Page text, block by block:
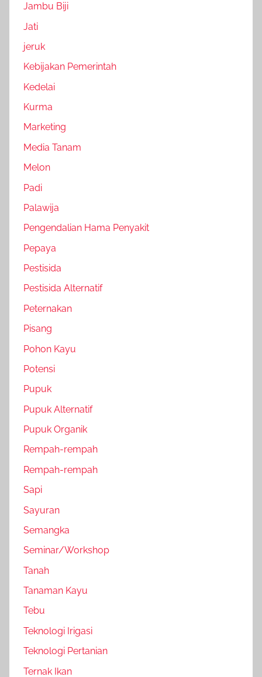
Jambu Biji
Jati
jeruk
Kebijakan Pemerintah
Kedelai
Kurma
Marketing
Media Tanam
Melon
Padi
Palawija
Pengendalian Hama Penyakit
Pepaya
Pestisida
Pestisida Alternatif
Peternakan
Pisang
Pohon Kayu
Potensi
Pupuk
Pupuk Alternatif
Pupuk Organik
Rempah-rempah
Rempah-rempah
Sapi
Sayuran
Semangka
Seminar/Workshop
Tanah
Tanaman Kayu
Tebu
Teknologi Irigasi
Teknologi Pertanian
Ternak Ikan